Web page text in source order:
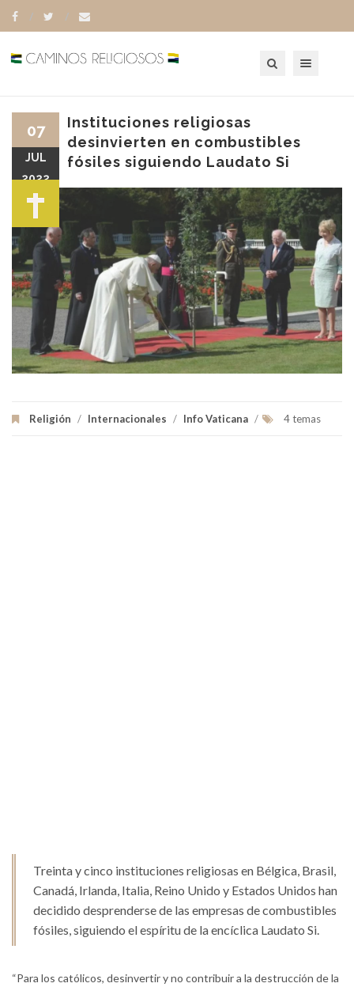
Instituciones religiosas
desinvierten en combustibles
fósiles siguiendo Laudato Si
Religión / Internacionales / Info Vaticana / 4 temas
07
JUL
2022
Treinta y cinco instituciones religiosas en Bélgica, Brasil,
Canadá, Irlanda, Italia, Reino Unido y Estados Unidos han
decidido desprenderse de las empresas de combustibles
fósiles, siguiendo el espíritu de la encíclica Laudato Si.
“Para los católicos, desinvertir y no contribuir a la destrucción de la